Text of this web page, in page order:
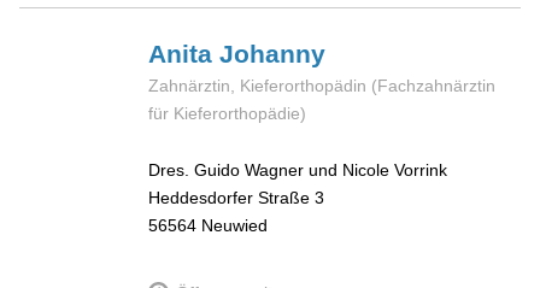
AnitaJohanny
Zahnärztin, Kieferorthopädin (Fachzahnärztin
für Kieferorthopädie)
Dres. Guido Wagner und Nicole Vorrink
Heddesdorfer Straße 3
56564 Neuwied